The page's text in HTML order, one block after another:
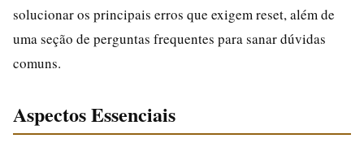
solucionar os principais erros que exigem reset, além de
uma seção de perguntas frequentes para sanar dúvidas
comuns.
Aspectos Essenciais